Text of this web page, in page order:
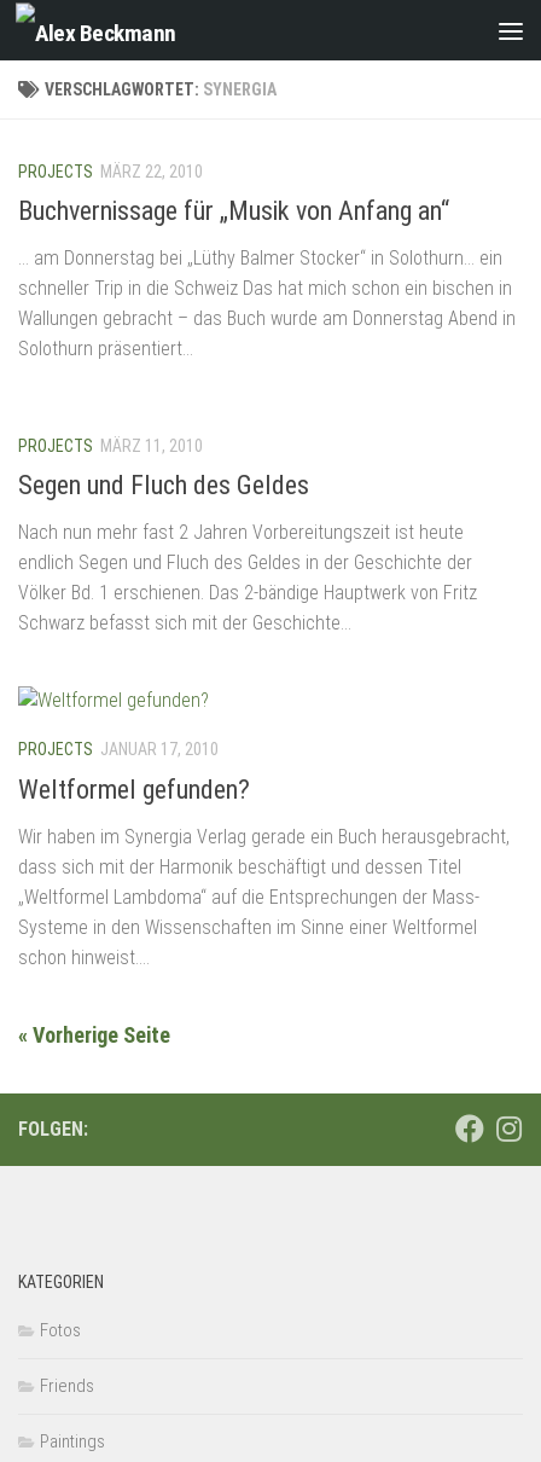
Zum Inhalt springen
VERSCHLAGWORTET: SYNERGIA
PROJECTS MÄRZ 22, 2010
Buchvernissage für „Musik von Anfang an“
… am Donnerstag bei „Lüthy Balmer Stocker“ in Solothurn… ein
schneller Trip in die Schweiz Das hat mich schon ein bischen in
Wallungen gebracht – das Buch wurde am Donnerstag Abend in
Solothurn präsentiert...
PROJECTS MÄRZ 11, 2010
Segen und Fluch des Geldes
Nach nun mehr fast 2 Jahren Vorbereitungszeit ist heute
endlich Segen und Fluch des Geldes in der Geschichte der
Völker Bd. 1 erschienen. Das 2-bändige Hauptwerk von Fritz
Schwarz befasst sich mit der Geschichte...
PROJECTS JANUAR 17, 2010
Weltformel gefunden?
Wir haben im Synergia Verlag gerade ein Buch herausgebracht,
dass sich mit der Harmonik beschäftigt und dessen Titel
„Weltformel Lambdoma“ auf die Entsprechungen der Mass-
Systeme in den Wissenschaften im Sinne einer Weltformel
schon hinweist....
« Vorherige Seite
FOLGEN:
KATEGORIEN
Fotos
Friends
Paintings